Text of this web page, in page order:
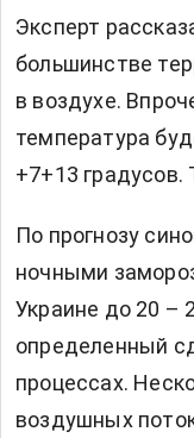
Эксперт
большинстве
в воздухе.
температура
+7+13 градусов.
По прогнозу
ночными
Украине до 20 –
определенный
процессах.
воздушных